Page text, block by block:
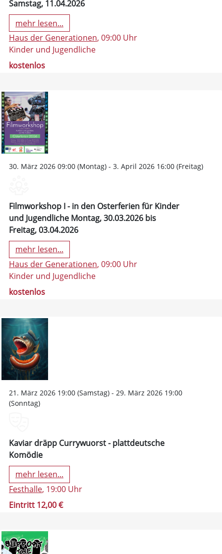
Samstag, 11.04.2026
mehr lesen...
Haus der Generationen, 09:00 Uhr
Kinder und Jugendliche
kostenlos
30. März 2026 09:00 (Montag) - 3. April 2026 16:00 (Freitag)
Filmworkshop I - in den Osterferien für Kinder
und Jugendliche Montag, 30.03.2026 bis
Freitag, 03.04.2026
mehr lesen...
Haus der Generationen, 09:00 Uhr
Kinder und Jugendliche
kostenlos
21. März 2026 19:00 (Samstag) - 29. März 2026 19:00
(Sonntag)
Kaviar dräpp Currywuorst - plattdeutsche
Komödie
mehr lesen...
Festhalle, 19:00 Uhr
Eintritt 12,00 €